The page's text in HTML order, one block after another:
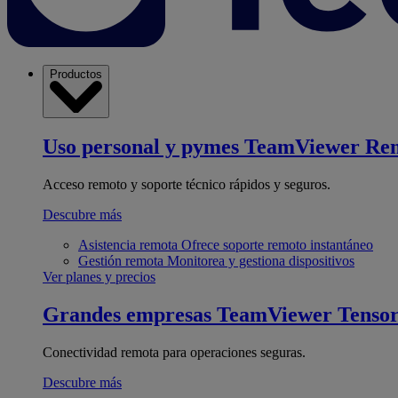
Productos
Uso personal y pymes TeamViewer
Acceso remoto y soporte técnico rápidos y seguros.
Descubre más
Asistencia remota Ofrece soporte remoto instantáneo
Gestión remota Monitorea y gestiona dispositivos
Ver planes y precios
Grandes empresas TeamViewer Tensor
Conectividad remota para operaciones seguras.
Descubre más